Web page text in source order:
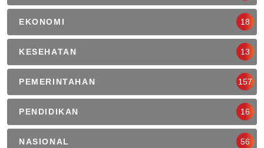
EKONOMI 18
KESEHATAN 13
PEMERINTAHAN 157
PENDIDIKAN 16
NASIONAL 56